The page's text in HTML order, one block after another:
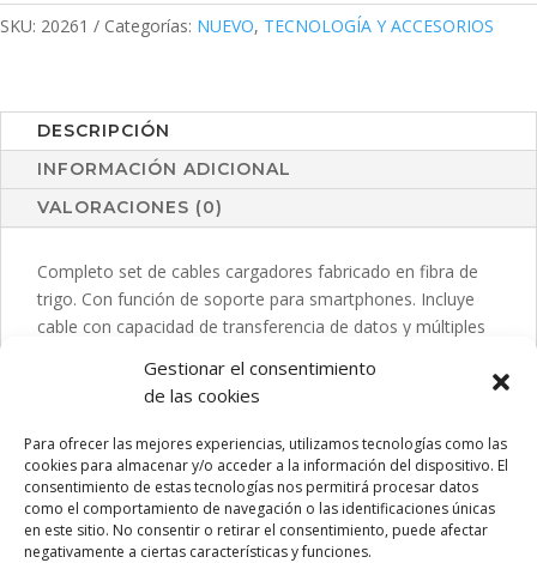
Gestionar el consentimiento
de las cookies
Para ofrecer las mejores experiencias, utilizamos tecnologías como las
cookies para almacenar y/o acceder a la información del dispositivo. El
consentimiento de estas tecnologías nos permitirá procesar datos
como el comportamiento de navegación o las identificaciones únicas
en este sitio. No consentir o retirar el consentimiento, puede afectar
negativamente a ciertas características y funciones.
cantidad
SKU: 20261 Categorías: NUEVO, TECNOLOGÍA Y ACCESORIOS
DESCRIPCIÓN
INFORMACIÓN ADICIONAL
VALORACIONES (0)
Completo set de cables cargadores fabricado en fibra de
trigo. Con función de soporte para smartphones. Incluye
cable con capacidad de transferencia de datos y múltiples
5V DC 3A. Con eyector de SIM incluido. Presentado en
bolsa individual reciclada. La caña de trigo fomenta la
utilización de materias primas naturales, reduciendo así las
emisiones contaminantes.